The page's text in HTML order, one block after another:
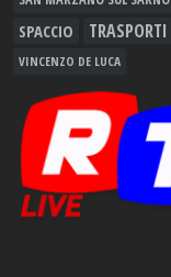
SPACCIO TRASPORTI
VINCENZO DE LUCA